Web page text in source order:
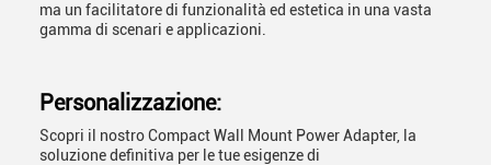
ma un facilitatore di funzionalità ed estetica in una vasta
gamma di scenari e applicazioni.
Personalizzazione:
Scopri il nostro Compact Wall Mount Power Adapter, la
soluzione definitiva per le tue esigenze di